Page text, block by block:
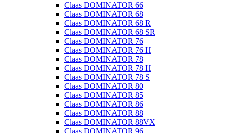
Claas DOMINATOR 66
Claas DOMINATOR 68
Claas DOMINATOR 68 R
Claas DOMINATOR 68 SR
Claas DOMINATOR 76
Claas DOMINATOR 76 H
Claas DOMINATOR 78
Claas DOMINATOR 78 H
Claas DOMINATOR 78 S
Claas DOMINATOR 80
Claas DOMINATOR 85
Claas DOMINATOR 86
Claas DOMINATOR 88
Claas DOMINATOR 88VX
Claas DOMINATOR 96